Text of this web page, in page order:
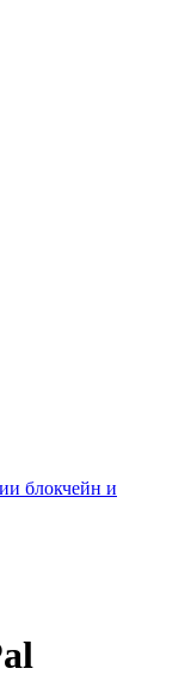
блокчейн и